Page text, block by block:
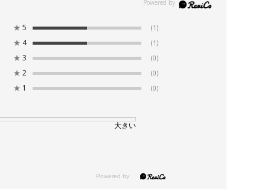
★ 5 (1)
★ 4 (1)
★ 3 (0)
★ 2 (0)
★ 1 (0)
大きい